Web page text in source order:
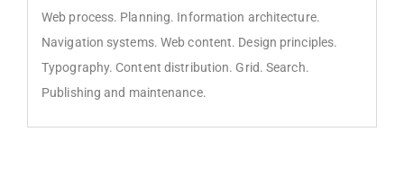
Web process. Planning. Information architecture.
Navigation systems. Web content. Design principles.
Typography. Content distribution. Grid. Search.
Publishing and maintenance.